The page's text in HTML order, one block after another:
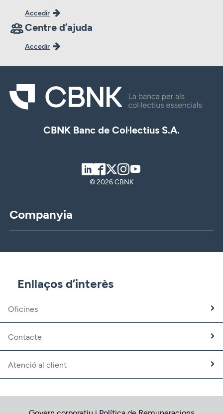
Accedir
Centre d’ajuda
Accedir
CBNK Banc de Col·lectius S.A.
LinkedIn
Facebook
TwitterInstagram
© 2026 CBNK
Companyia
CBNK Gestió d’Actius
CBNK Mediació d’Assegurances
Banca Partner
Treballa amb nosaltres
Fundació CBNK
Enllaços d’interès
Oficines
Contacte
Atenció al client